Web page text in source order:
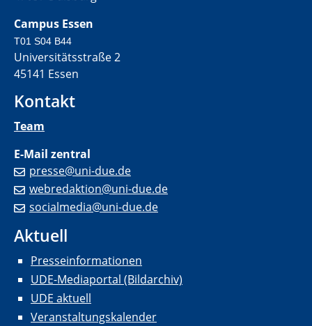
Campus Essen
T01 S04 B44
Universitätsstraße 2
45141 Essen
Kontakt
Team
E-Mail zentral
presse@uni-due.de
webredaktion@uni-due.de
socialmedia@uni-due.de
Aktuell
Presseinformationen
UDE-Mediaportal (Bildarchiv)
UDE aktuell
Veranstaltungskalender